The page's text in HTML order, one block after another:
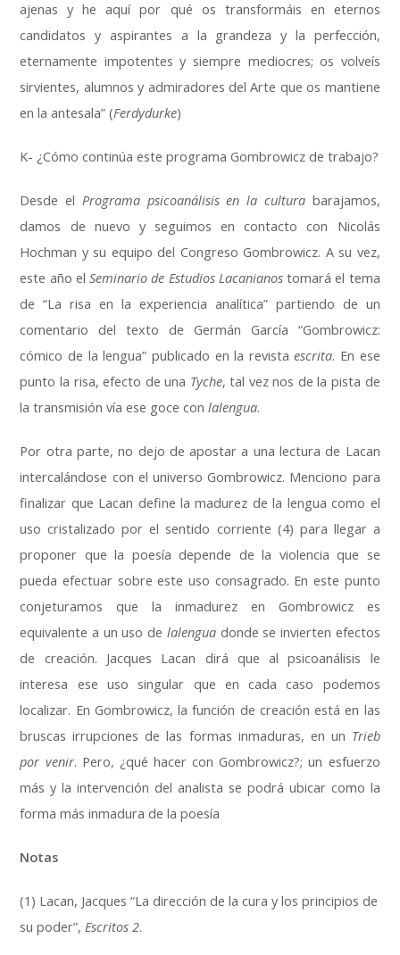
ajenas y he aquí por qué os transformáis en eternos
candidatos y aspirantes a la grandeza y la perfección,
eternamente impotentes y siempre mediocres; os volveís
sirvientes, alumnos y admiradores del Arte que os mantiene
en la antesala” (Ferdydurke)
K- ¿Cómo continúa este programa Gombrowicz de trabajo?
Desde el Programa psicoanálisis en la culturabarajamos,
damos de nuevo y seguimos en contacto con Nicolás
Hochman y su equipo del Congreso Gombrowicz. A su vez,
este año elSeminario de Estudios Lacanianostomará el tema
de “La risa en la experiencia analítica” partiendo de un
comentario del texto de Germán García “Gombrowicz:
cómico de la lengua” publicado en la revistaescrita. En ese
punto la risa, efecto de una Tyche, tal vez nos de la pista de
la transmisión vía ese goce conlalengua.
Por otra parte, no dejo de apostar a una lectura de Lacan
intercalándose con el universo Gombrowicz. Menciono para
finalizar que Lacan define la madurez de la lengua como el
uso cristalizado por el sentido corriente (4) para llegar a
proponer que la poesía depende de la violencia que se
pueda efectuar sobre este uso consagrado. En este punto
conjeturamos que la inmadurez en Gombrowicz es
equivalente a un uso de lalenguadonde se invierten efectos
de creación. Jacques Lacan dirá que al psicoanálisis le
interesa ese uso singular que en cada caso podemos
localizar. En Gombrowicz, la función de creación está en las
bruscas irrupciones de las formas inmaduras, en un Trieb
por venir. Pero, ¿qué hacer con Gombrowicz?; un esfuerzo
más y la intervención del analista se podrá ubicar como la
forma más inmadura de la poesía
Notas
(1) Lacan, Jacques “La dirección de la cura y los principios de
su poder”,Escritos 2.